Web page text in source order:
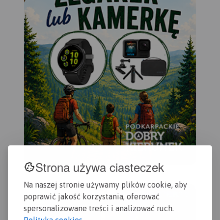
Strona używa ciasteczek
Na naszej stronie używamy plików cookie, aby
poprawić jakość korzystania, oferować
spersonalizowane treści i analizować ruch.